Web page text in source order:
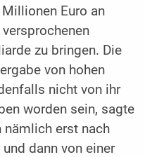
Euro an
zu bringen. Die
von hohen
nicht von ihr
worden sein, sagte
nämlich erst nach
dann von einer